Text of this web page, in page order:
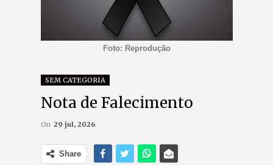
Foto: Reprodução
SEM CATEGORIA
Nota de Falecimento
On 29 jul, 2026
Share